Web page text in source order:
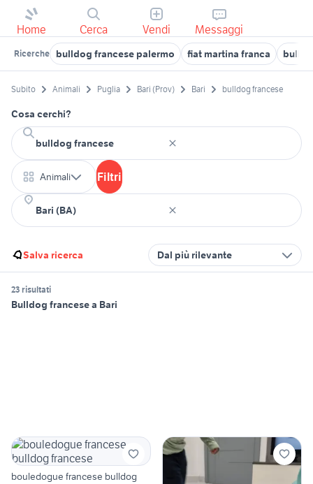
Home Cerca Vendi Messaggi
Ricerche bulldog francese palermo fiat martina franca
Subito Animali Puglia Bari (Prov) Bari bulldog francese
Cosa cerchi?
Animali Filtri
Salva ricerca Dal più rilevante
23 risultati
Bulldog francese a Bari
bouledogue francese bulldog